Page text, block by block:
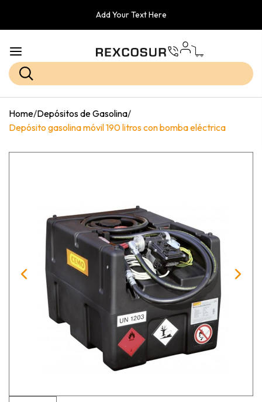
Add Your Text Here
Home/Depósitos de Gasolina/
Depósito gasolina móvil 190 litros con bomba eléctrica